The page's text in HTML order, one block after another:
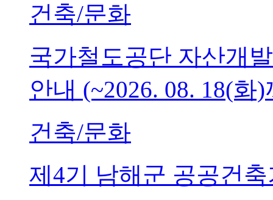
건축/문화
국가철도공단 자산개
안내 (~2026. 08. 18(화
건축/문화
제4기 남해군 공공건